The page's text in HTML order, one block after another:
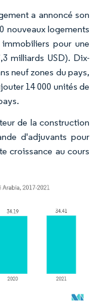
a annoncé son
nouveaux logements
pour une
milliards USD). Dix-
neuf zones du pays,
14 000 unités de
de la construction
d'adjuvants pour
croissance au cours